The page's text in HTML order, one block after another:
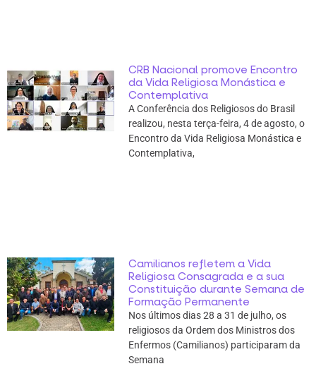
CRB Nacional promove Encontro
da Vida Religiosa Monástica e
Contemplativa
A Conferência dos Religiosos do Brasil
realizou, nesta terça-feira, 4 de agosto, o
Encontro da Vida Religiosa Monástica e
Contemplativa,
Camilianos refletem a Vida
Religiosa Consagrada e a sua
Constituição durante Semana de
Formação Permanente
Nos últimos dias 28 a 31 de julho, os
religiosos da Ordem dos Ministros dos
Enfermos (Camilianos) participaram da
Semana